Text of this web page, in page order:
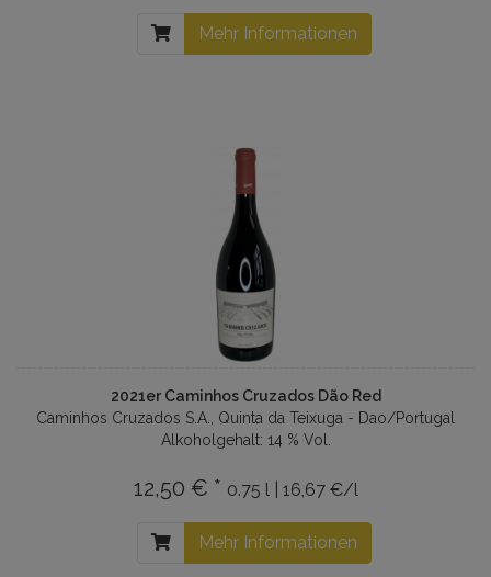
Mehr Informationen
2021er Caminhos Cruzados Dão Red
Caminhos Cruzados S.A., Quinta da Teixuga - Dao/Portugal
Alkoholgehalt: 14 % Vol.
12,50 € * 0.75 l | 16,67 €/l
Mehr Informationen